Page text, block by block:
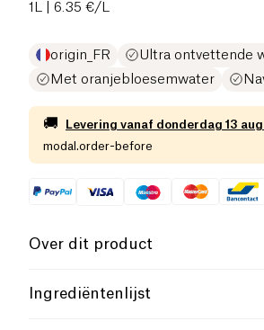
1L | 6.35 €/L
origin_FR
Ultra ontvettende
Met oranjebloesemwater
🚚 Levering vanaf donderdag 13
modal.order-before
Over dit product
Biologisch
Ingrediëntenlijst